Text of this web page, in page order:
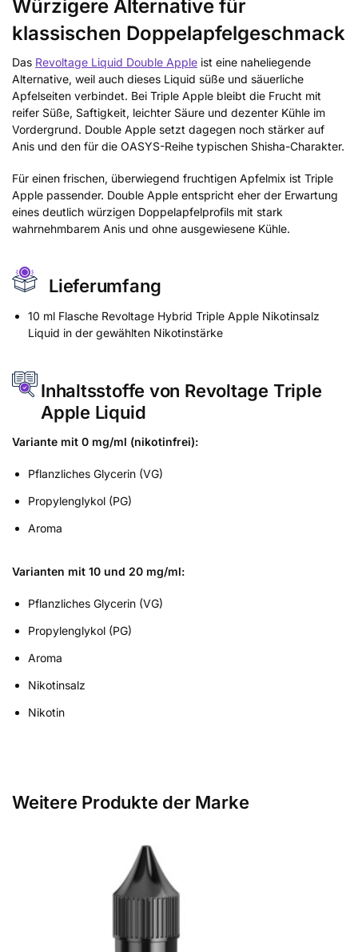
Würzigere Alternative für
klassischen Doppelapfelgeschmack
Das Revoltage Liquid Double Apple ist eine naheliegende
Alternative, weil auch dieses Liquid süße und säuerliche
Apfelseiten verbindet. Bei Triple Apple bleibt die Frucht mit
reifer Süße, Saftigkeit, leichter Säure und dezenter Kühle im
Vordergrund. Double Apple setzt dagegen noch stärker auf
Anis und den für die OASYS-Reihe typischen Shisha-Charakter.
Für einen frischen, überwiegend fruchtigen Apfelmix ist Triple
Apple passender. Double Apple entspricht eher der Erwartung
eines deutlich würzigen Doppelapfelprofils mit stark
wahrnehmbarem Anis und ohne ausgewiesene Kühle.
Lieferumfang
10 ml Flasche Revoltage Hybrid Triple Apple Nikotinsalz
Liquid in der gewählten Nikotinstärke
Inhaltsstoffe von Revoltage Triple
Apple Liquid
Variante mit 0 mg/ml (nikotinfrei):
Pflanzliches Glycerin (VG)
Propylenglykol (PG)
Aroma
Varianten mit 10 und 20 mg/ml:
Pflanzliches Glycerin (VG)
Propylenglykol (PG)
Aroma
Nikotinsalz
Nikotin
Weitere Produkte der Marke